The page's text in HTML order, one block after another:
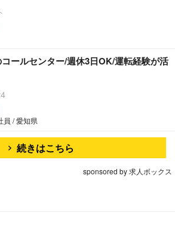
ールセンター/週休3日OK/運転経験が活
員 / 愛知県
続きはこちら
sponsored by 求人ボックス